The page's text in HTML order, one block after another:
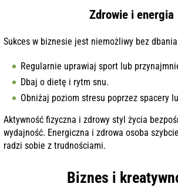
Zdrowie i energia
Sukces w biznesie jest niemożliwy bez
Regularnie uprawiaj sport lub
Dbaj o dietę i rytm snu.
Obniżaj poziom stresu poprzez spacery
Aktywność fizyczna i zdrowy styl życia
wydajność. Energiczna i zdrowa osoba
radzi sobie z trudnościami.
Biznes i